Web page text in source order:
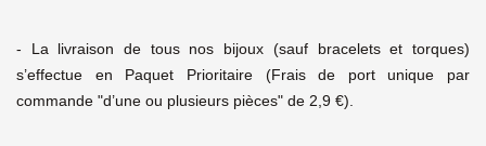
- La livraison de tous nos bijoux (sauf bracelets et torques)
s’effectue en Paquet Prioritaire (Frais de port unique par
commande "d’une ou plusieurs pièces" de 2,9 €).